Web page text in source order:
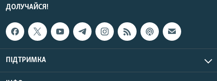
ДОЛУЧАЙСЯ!
ПІДТРИМКА